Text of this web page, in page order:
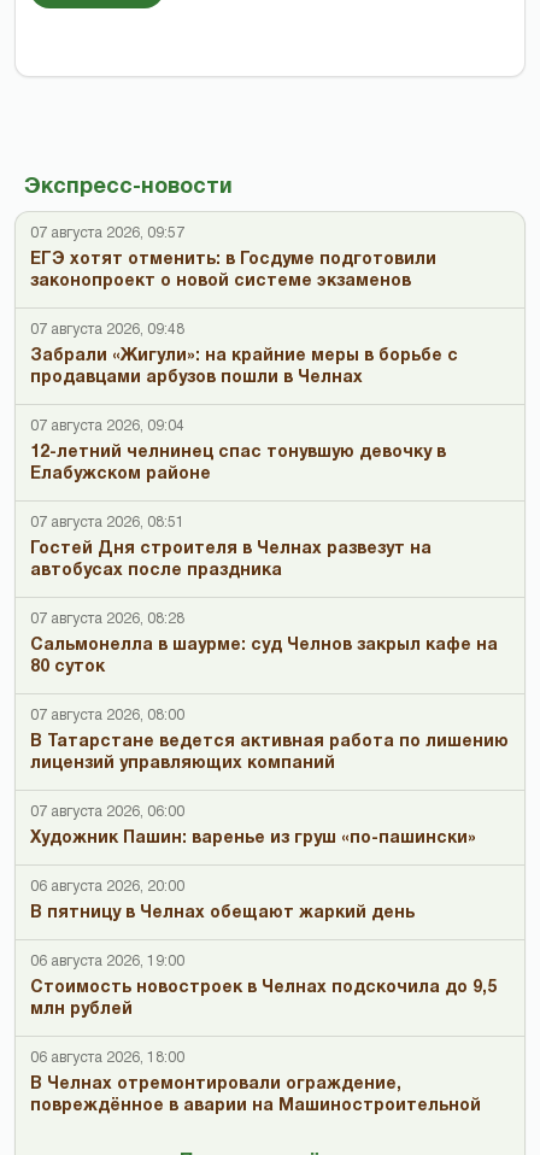
Экспресс-новости
07 августа 2026, 09:57
ЕГЭ хотят отменить: в Госдуме подготовили
законопроект о новой системе экзаменов
07 августа 2026, 09:48
Забрали «Жигули»: на крайние меры в борьбе с
продавцами арбузов пошли в Челнах
07 августа 2026, 09:04
12-летний челнинец спас тонувшую девочку в
Елабужском районе
07 августа 2026, 08:51
Гостей Дня строителя в Челнах развезут на
автобусах после праздника
07 августа 2026, 08:28
Сальмонелла в шаурме: суд Челнов закрыл кафе на
80 суток
07 августа 2026, 08:00
В Татарстане ведется активная работа по лишению
лицензий управляющих компаний
07 августа 2026, 06:00
Художник Пашин: варенье из груш «по-пашински»
06 августа 2026, 20:00
В пятницу в Челнах обещают жаркий день
06 августа 2026, 19:00
Стоимость новостроек в Челнах подскочила до 9,5
млн рублей
06 августа 2026, 18:00
В Челнах отремонтировали ограждение,
повреждённое в аварии на Машиностроительной